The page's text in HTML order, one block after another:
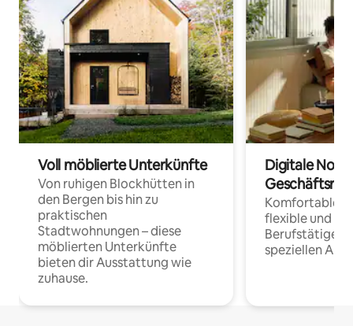
Voll möblierte Unterkünfte
Von ruhigen Blockhütten in
den Bergen bis hin zu
praktischen
Stadtwohnungen – diese
möblierten Unterkünfte
bieten dir Ausstattung wie
zuhause.
Digitale
Komfortable
flexible und
Berufstätige
speziellen